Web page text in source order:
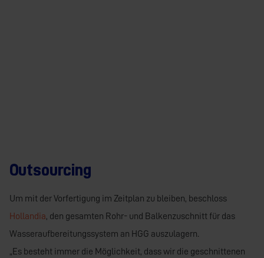
Outsourcing
Um mit der Vorfertigung im Zeitplan zu bleiben, beschloss
Hollandia, den gesamten Rohr- und Balkenzuschnitt für das
Wasseraufbereitungssystem an HGG auszulagern.
„Es besteht immer die Möglichkeit, dass wir die geschnittenen